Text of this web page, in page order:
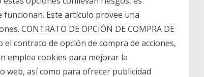
Este artículo provee una
CONTRATO DE OPCIÓN DE COMPRA DE
contrato de opción de compra de acciones,
emplea cookies para mejorar la
web, así como para ofrecer publicidad